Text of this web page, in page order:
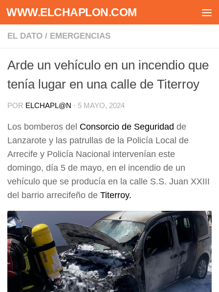
Saltar al contenido
WWW.ELCHAPLON.COM
EL DATO / EMERGENCIAS
Arde un vehículo en un incendio que
tenía lugar en una calle de Titerroy
POR ELCHAPL@N · 5 MAYO, 2024
Los bomberos del Consorcio de Seguridad de
Lanzarote y las patrullas de la Policía Local de
Arrecife y Policía Nacional intervenían este
domingo, día 5 de mayo, en el incendio de un
vehículo que se producía en la calle S.S. Juan XXIII
del barrio arrecifeño de Titerroy.